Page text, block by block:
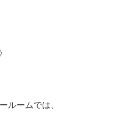
ルームでは、